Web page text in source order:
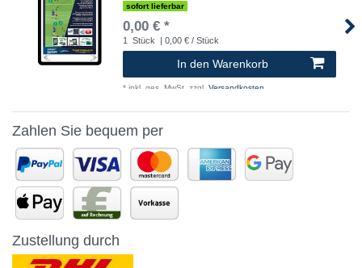
sofort lieferbar
0,00 € *
1 Stück | 0,00 € / Stück
In den Warenkorb
* inkl. ges. MwSt. zzgl. Versandkosten
Zahlen Sie bequem per
Zustellung durch